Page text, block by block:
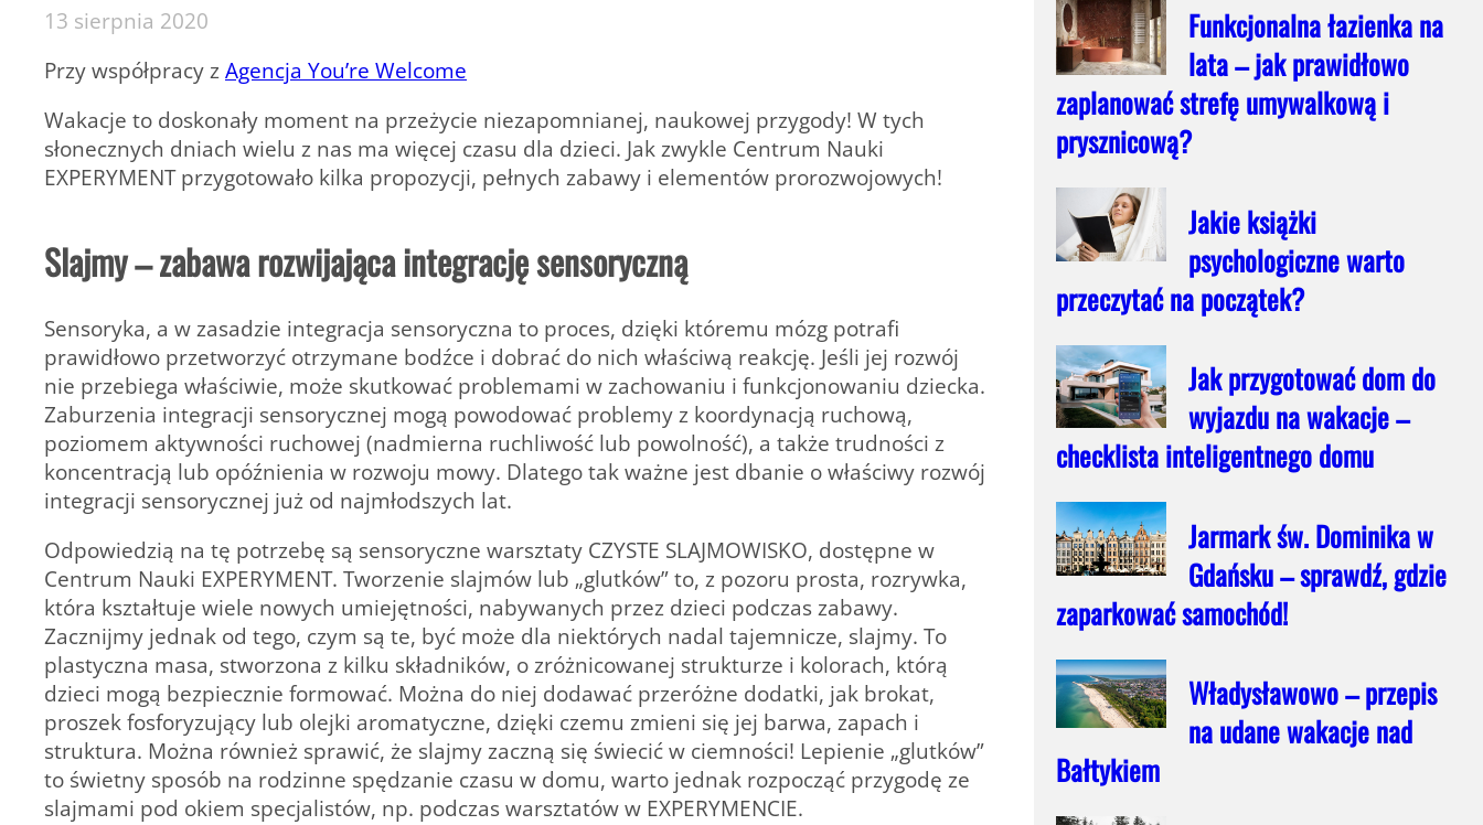
13 sierpnia 2020
Przy współpracy zAgencja You’re Welcome
Wakacje to doskonały moment na przeżycie niezapomnianej, naukowej przygody! W tych
słonecznych dniach wielu z nas ma więcej czasu dla dzieci. Jak zwykle Centrum Nauki
EXPERYMENT przygotowało kilka propozycji, pełnych zabawy i elementów prorozwojowych!
Slajmy – zabawa rozwijająca integrację sensoryczną
Sensoryka, a w zasadzie integracja sensoryczna to proces, dzięki któremu mózg potrafi
prawidłowo przetworzyć otrzymane bodźce i dobrać do nich właściwą reakcję. Jeśli jej rozwój
nie przebiega właściwie, może skutkować problemami w zachowaniu i funkcjonowaniu dziecka.
Zaburzenia integracji sensorycznej mogą powodować problemy z koordynacją ruchową,
poziomem aktywności ruchowej (nadmierna ruchliwość lub powolność), a także trudności z
koncentracją lub opóźnienia w rozwoju mowy. Dlatego tak ważne jest dbanie o właściwy rozwój
integracji sensorycznej już od najmłodszych lat.
Odpowiedzią na tę potrzebę są sensoryczne warsztaty CZYSTE SLAJMOWISKO, dostępne w
Centrum Nauki EXPERYMENT. Tworzenie slajmów lub „glutków” to, z pozoru prosta, rozrywka,
która kształtuje wiele nowych umiejętności, nabywanych przez dzieci podczas zabawy.
Zacznijmy jednak od tego, czym są te, być może dla niektórych nadal tajemnicze, slajmy. To
plastyczna masa, stworzona z kilku składników, o zróżnicowanej strukturze i kolorach, którą
dzieci mogą bezpiecznie formować. Można do niej dodawać przeróżne dodatki, jak brokat,
proszek fosforyzujący lub olejki aromatyczne, dzięki czemu zmieni się jej barwa, zapach i
struktura. Można również sprawić, że slajmy zaczną się świecić w ciemności! Lepienie „glutków”
to świetny sposób na rodzinne spędzanie czasu w domu, warto jednak rozpocząć przygodę ze
slajmami pod okiem specjalistów, np. podczas warsztatów w EXPERYMENCIE.
Funkcjonalna łazienka na
lata – jak prawidłowo
zaplanować strefę umywalkową i
prysznicową?
Jakie książki
psychologiczne warto
przeczytać na początek?
Jak przygotować dom do
wyjazdu na wakacje –
checklista inteligentnego domu
Jarmark św. Dominika w
Gdańsku – sprawdź, gdzie
zaparkować samochód!
Władysławowo – przepis
na udane wakacje nad
Bałtykiem